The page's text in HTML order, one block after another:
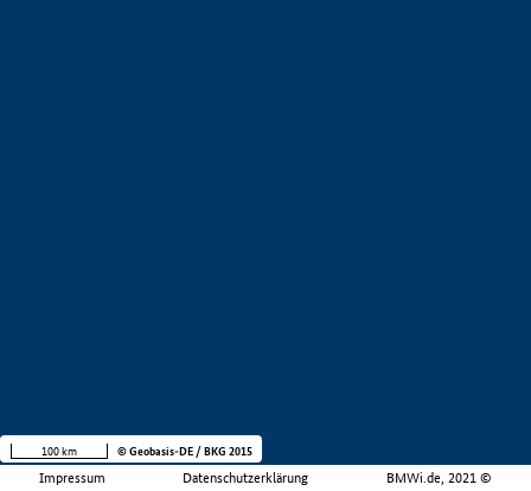
Impressum Datenschutzerklärung BMWi.de, 2021 ©
100 km © Geobasis-DE / BKG 2015